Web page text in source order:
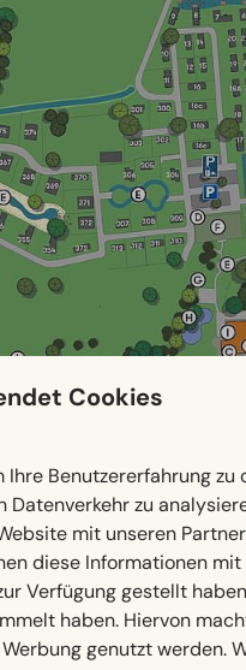
Cookies
Ihre Benutzererfahrung
Datenverkehr zu
mit unseren
diese Informationen
Verfügung gestellt
haben. Hiervon
genutzt werden.